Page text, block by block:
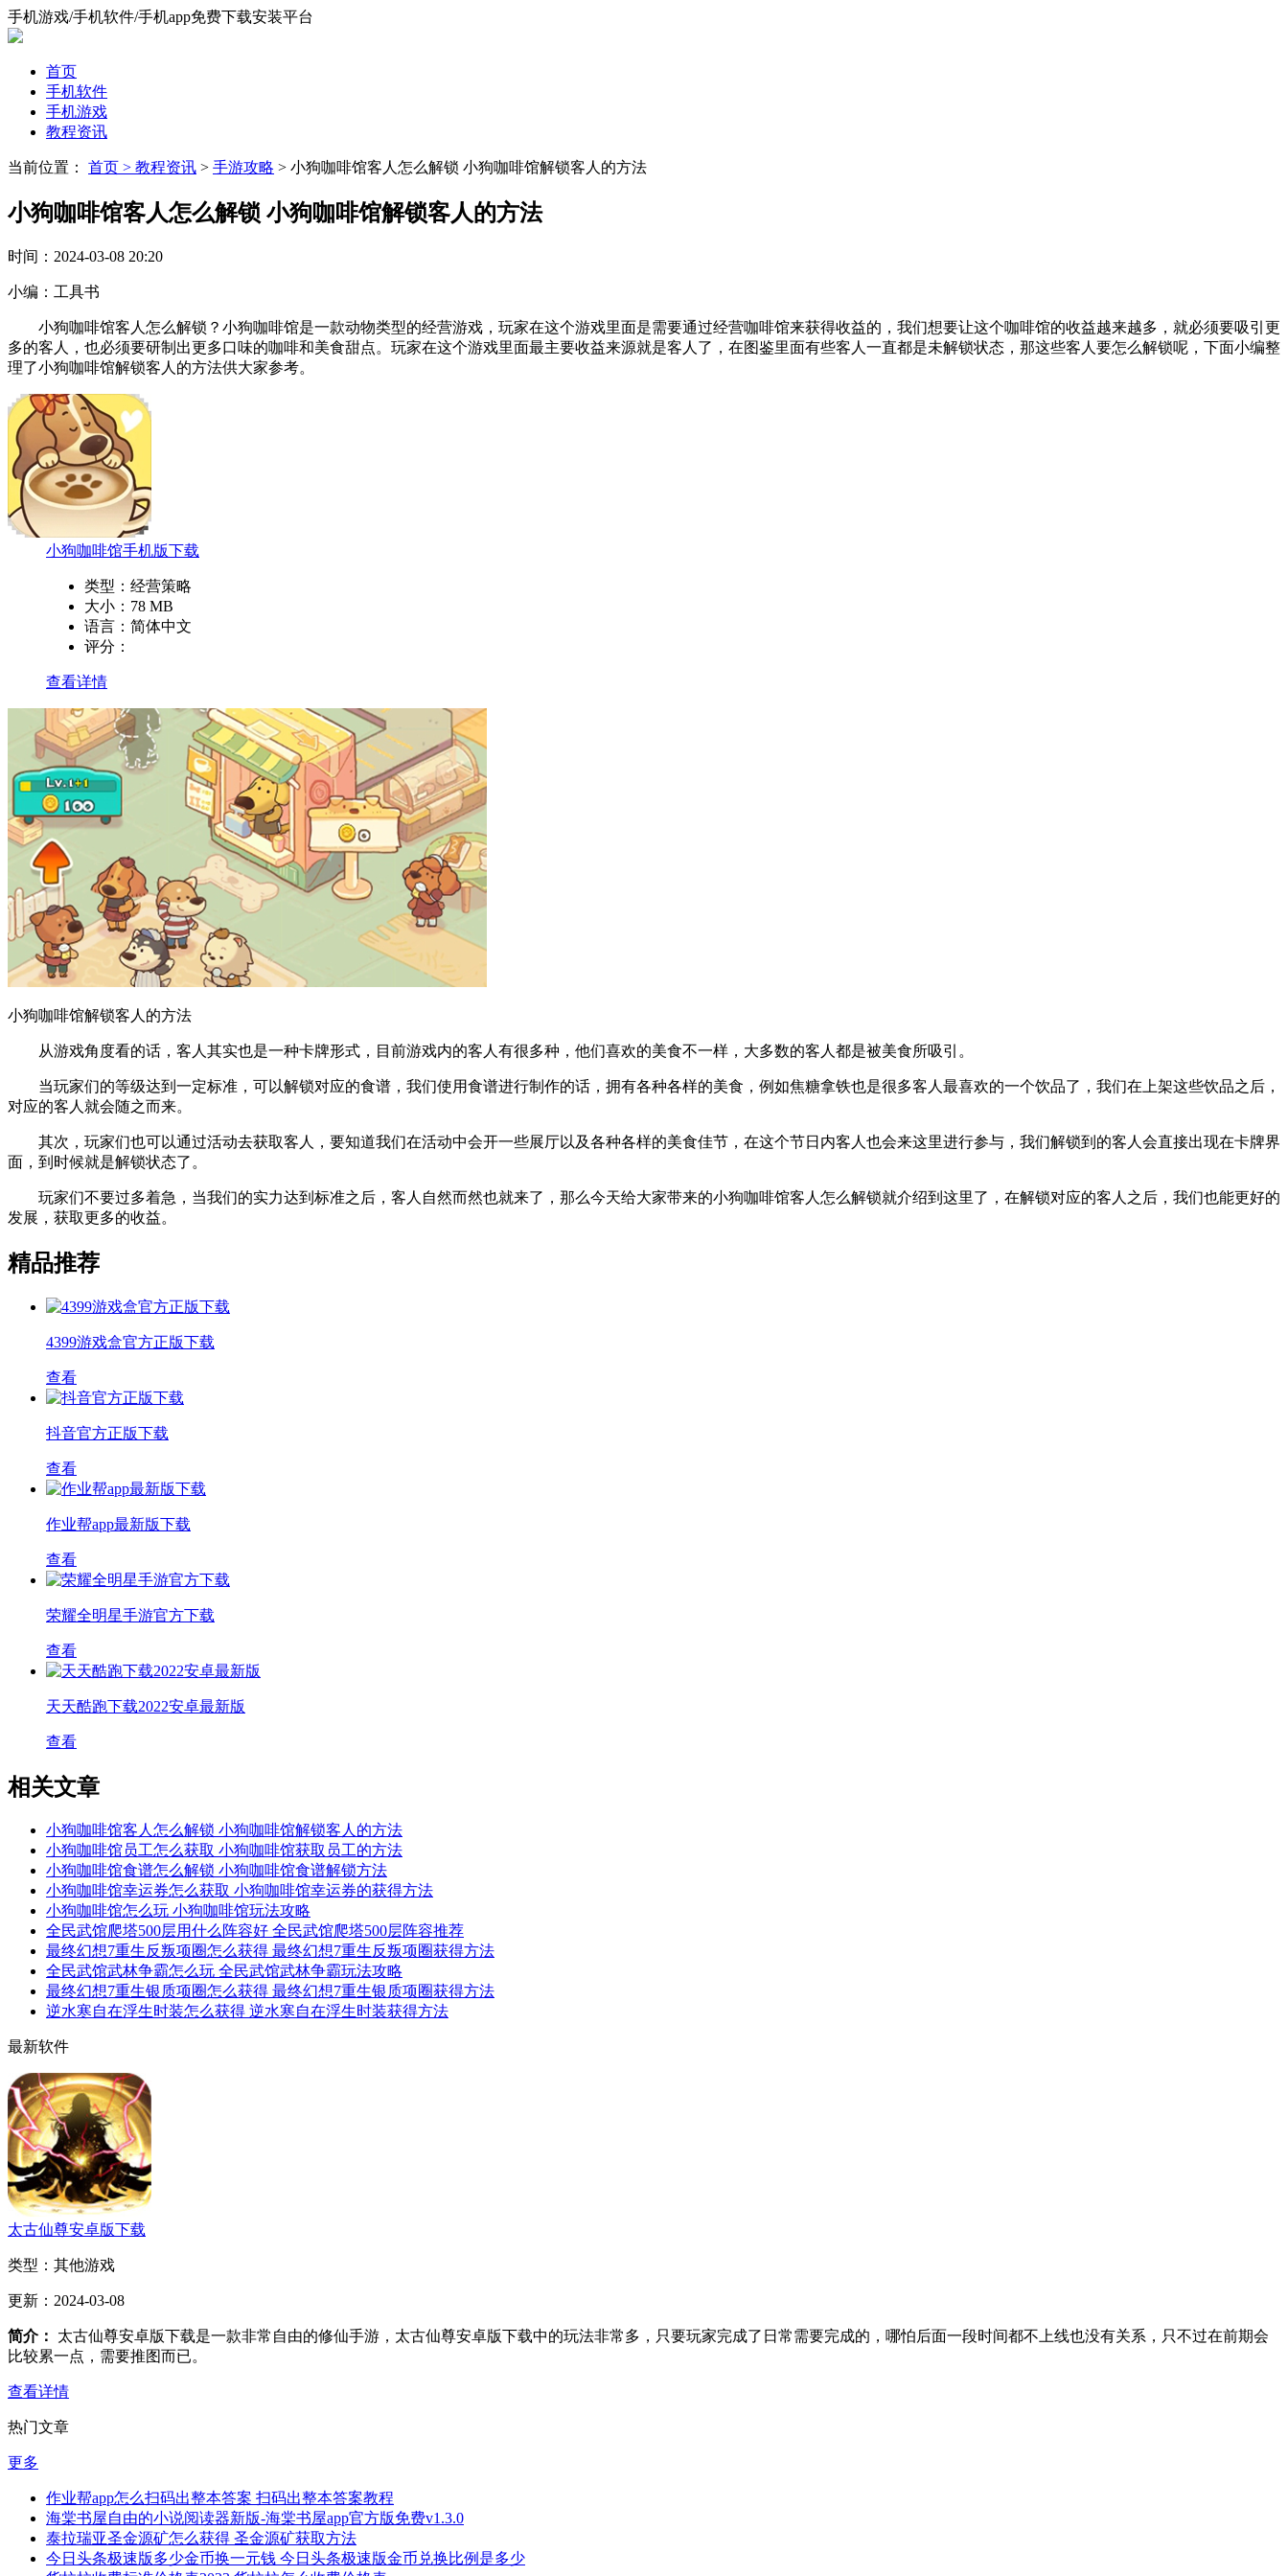
手机游戏/手机软件/手机app免费下载安装平台
首页
手机软件
手机游戏
教程资讯
当前位置： 首页 > 教程资讯 > 手游攻略 > 小狗咖啡馆客人怎么解锁 小狗咖啡馆解锁客人的方法
小狗咖啡馆客人怎么解锁 小狗咖啡馆解锁客人的方法
时间： 2024-03-08 20:20
小编： 工具书
小狗咖啡馆客人怎么解锁？小狗咖啡馆是一款动物类型的经营游戏，玩家在这个游戏里面是需要通过经营咖啡馆来获得收益的，我们想要让这个咖啡馆的收益越来越多，就必须要吸引更
多的客人，也必须要研制出更多口味的咖啡和美食甜点。玩家在这个游戏里面最主要收益来源就是客人了，在图鉴里面有些客人一直都是未解锁状态，那这些客人要怎么解锁呢，下面小编整
理了小狗咖啡馆解锁客人的方法供大家参考。
小狗咖啡馆手机版下载
类型： 经营策略
大小： 78 MB
语言： 简体中文
评分：
查看详情
小狗咖啡馆解锁客人的方法
从游戏角度看的话，客人其实也是一种卡牌形式，目前游戏内的客人有很多种，他们喜欢的美食不一样，大多数的客人都是被美食所吸引。
当玩家们的等级达到一定标准，可以解锁对应的食谱，我们使用食谱进行制作的话，拥有各种各样的美食，例如焦糖拿铁也是很多客人最喜欢的一个饮品了，我们在上架这些饮品之后，
对应的客人就会随之而来。
其次，玩家们也可以通过活动去获取客人，要知道我们在活动中会开一些展厅以及各种各样的美食佳节，在这个节日内客人也会来这里进行参与，我们解锁到的客人会直接出现在卡牌界
面，到时候就是解锁状态了。
玩家们不要过多着急，当我们的实力达到标准之后，客人自然而然也就来了，那么今天给大家带来的小狗咖啡馆客人怎么解锁就介绍到这里了，在解锁对应的客人之后，我们也能更好的
发展，获取更多的收益。
精品推荐
4399游戏盒官方正版下载
查看
抖音官方正版下载
查看
作业帮app最新版下载
查看
荣耀全明星手游官方下载
查看
天天酷跑下载2022安卓最新版
查看
相关文章
小狗咖啡馆客人怎么解锁 小狗咖啡馆解锁客人的方法
小狗咖啡馆员工怎么获取 小狗咖啡馆获取员工的方法
小狗咖啡馆食谱怎么解锁 小狗咖啡馆食谱解锁方法
小狗咖啡馆幸运券怎么获取 小狗咖啡馆幸运券的获得方法
小狗咖啡馆怎么玩 小狗咖啡馆玩法攻略
全民武馆爬塔500层用什么阵容好 全民武馆爬塔500层阵容推荐
最终幻想7重生反叛项圈怎么获得 最终幻想7重生反叛项圈获得方法
全民武馆武林争霸怎么玩 全民武馆武林争霸玩法攻略
最终幻想7重生银质项圈怎么获得 最终幻想7重生银质项圈获得方法
逆水寒自在浮生时装怎么获得 逆水寒自在浮生时装获得方法
最新软件
太古仙尊安卓版下载
类型： 其他游戏
更新： 2024-03-08
简介：
太古仙尊安卓版下载是一款非常自由的修仙手游，太古仙尊安卓版下载中的玩法非常多，只要玩家完成了日常需要完成的，哪怕后面一段时间都不上线也没有关系，只不过在前期会
比较累一点，需要推图而已。
查看详情
热门文章
更多
作业帮app怎么扫码出整本答案 扫码出整本答案教程
海棠书屋自由的小说阅读器新版-海棠书屋app官方版免费v1.3.0
泰拉瑞亚圣金源矿怎么获得 圣金源矿获取方法
今日头条极速版多少金币换一元钱 今日头条极速版金币兑换比例是多少